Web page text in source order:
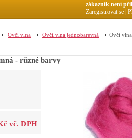
Ovčí vlna Ovčí vlna jednobarevná
Ovčí
- různé barvy
vč. DPH
zákazník není
Zaregistrovat se